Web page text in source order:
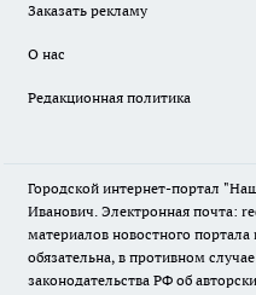
Заказать рекламу
О нас
Редакционная политика
Городской интернет-портал
Иванович. Электронная почта:
материалов новостного
обязательна, в противном
законодательства РФ об